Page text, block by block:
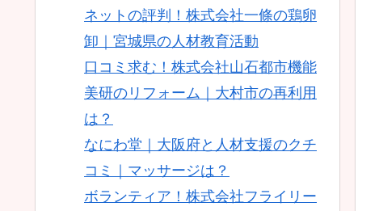
ネットの評判！株式会社一條の鶏卵
卸｜宮城県の人材教育活動
口コミ求む！株式会社山石都市機能
美研のリフォーム｜大村市の再利用
は？
なにわ堂｜大阪府と人材支援のクチ
コミ｜マッサージは？
ボランティア！株式会社フライリー